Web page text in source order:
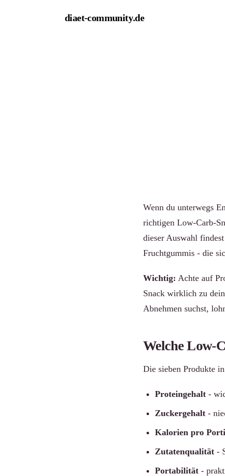
diaet-community.de
Wenn du unterwegs
richtigen Low-Carb-
dieser Auswahl
Fruchtgummis - die
Wichtig: Achte auf
Snack wirklich zu
Abnehmen suchst,
Welche Low-
Die sieben Produkte
Proteingehalt -
Zuckergehalt -
Kalorien pro
Zutatenqualität -
Portabilität -